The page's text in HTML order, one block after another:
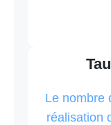
Le nombre
réalisation